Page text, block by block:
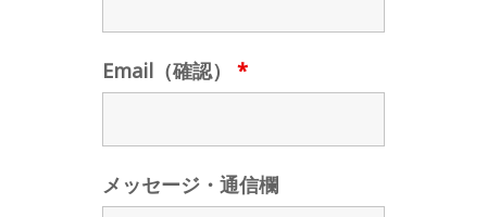
Email（確認） *
メッセージ・通信欄